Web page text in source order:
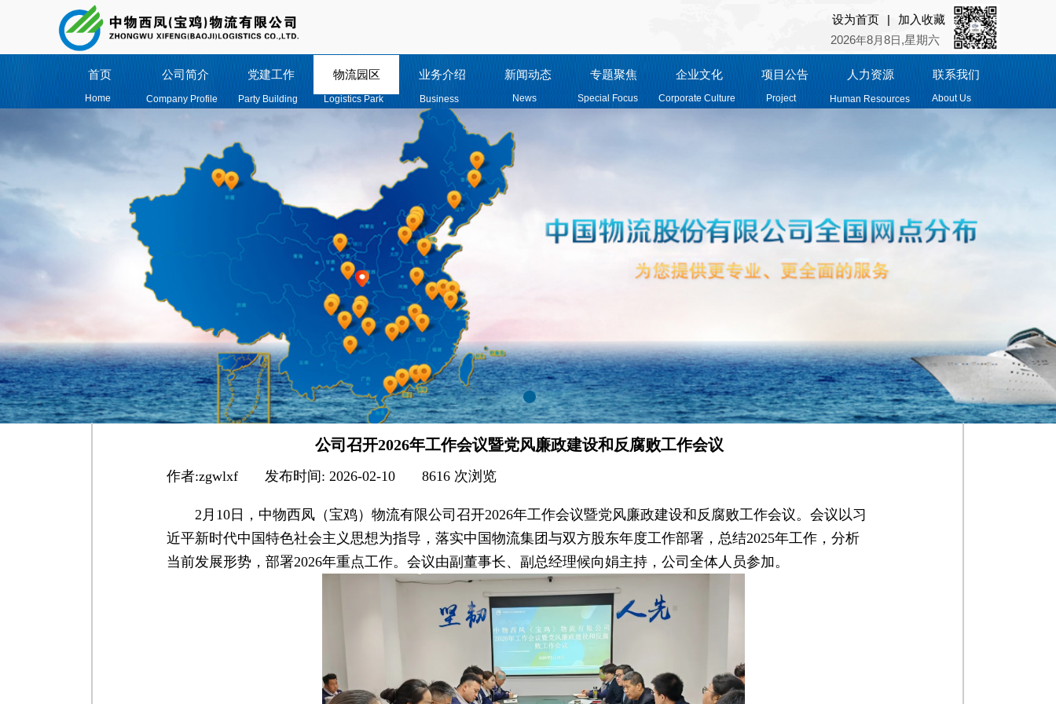
2026年8月8日,星期六
设为首页 | 加入收藏
Party Building Special Focus
Business
Logistics Park
Home Company Profile About Us
Human Resources
Corporate Culture Project
News
首页 公司简介 党建工作 物流园区 业务介绍 新闻动态 专题聚焦 企业文化 项目公告 人力资源 联系我们
公司召开2026年工作会议暨党风廉政建设和反腐败工作会议
作者:zgwlxf 发布时间: 2026-02-10 8616 次浏览
2月10日，中物西凤（宝鸡）物流有限公司召开2026年工作会议暨党风廉政建设和反腐败工作会议。会议以习
近平新时代中国特色社会主义思想为指导，落实中国物流集团与双方股东年度工作部署，总结2025年工作，分析
当前发展形势，部署2026年重点工作。会议由副董事长、副总经理候向娟主持，公司全体人员参加。